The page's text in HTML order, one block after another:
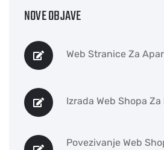
NOVE OBJAVE
Web Stranice Za
Izrada Web Shopa
Povezivanje Web